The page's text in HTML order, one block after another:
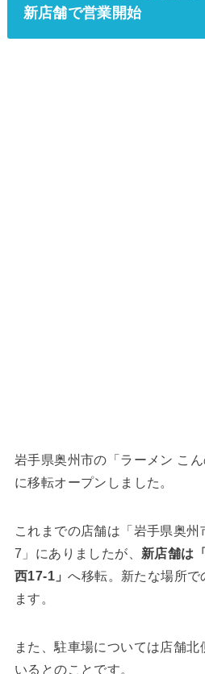
新店舗で営業開始
岩手県奥州市の「ラーメン こ
に移転オープンしました。
これまでの店舗は「岩手県奥州
7」にありましたが、 新店舗は
西17-1」へ移転。新たな場所で
ます。
また、駐車場については店舗
いるとのことです。